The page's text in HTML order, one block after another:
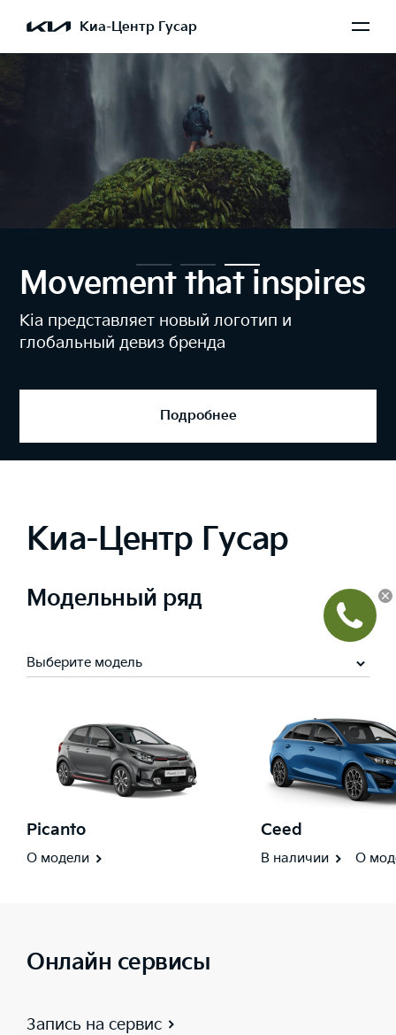
Киа-Центр Гусар
Movement that inspires
Kia представляет новый логотип и
глобальный девиз бренда
Подробнее
Киа-Центр Гусар
Модельный ряд
Выберите модель
Picanto
О модели
Ceed
В наличии О
Онлайн сервисы
Запись на сервис